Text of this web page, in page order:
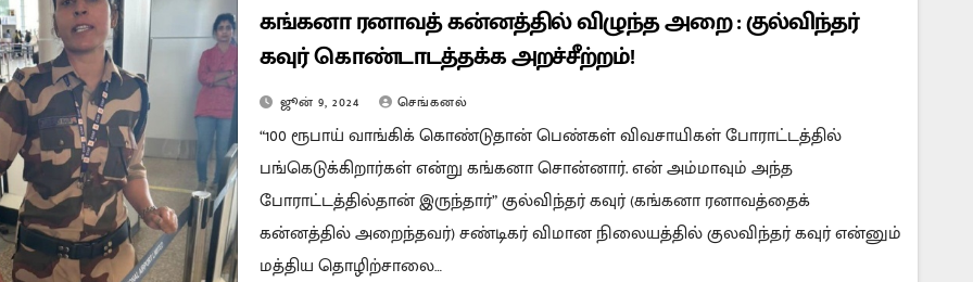
கங்கனா ரனாவத் கன்னத்தில் விழுந்த அறை : குல்விந்தர்
கவுர் கொண்டாடத்தக்க அறச்சீற்றம்!
ஜூன் 9, 2024 செங்கனல்
“100 ரூபாய் வாங்கிக் கொண்டுதான் பெண்கள் விவசாயிகள் போராட்டத்தில்
பங்கெடுக்கிறார்கள் என்று கங்கனா சொன்னார். என் அம்மாவும் அந்த
போராட்டத்தில்தான் இருந்தார்” குல்விந்தர் கவுர் (கங்கனா ரனாவத்தைக்
கன்னத்தில் அறைந்தவர்) சண்டிகர் விமான நிலையத்தில் குலவிந்தர் கவுர் என்னும்
மத்திய தொழிற்சாலை…